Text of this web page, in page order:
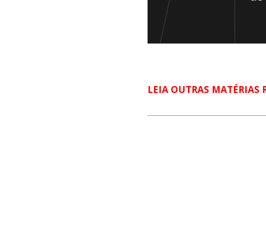
LEIA OUTRAS MATÉRIAS